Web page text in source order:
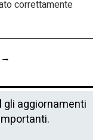
correttamente
→
gli aggiornamenti